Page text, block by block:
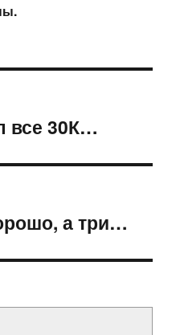
все 30К…
а три…